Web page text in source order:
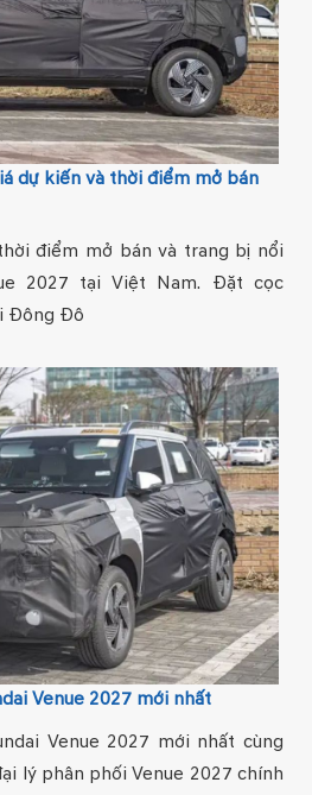
dự kiến và thời điểm mở bán
điểm mở bán và trang bị nổi
2027 tại Việt Nam. Đặt cọc
Đông Đô
Venue 2027 mới nhất
Venue 2027 mới nhất cùng
lý phân phối Venue 2027 chính